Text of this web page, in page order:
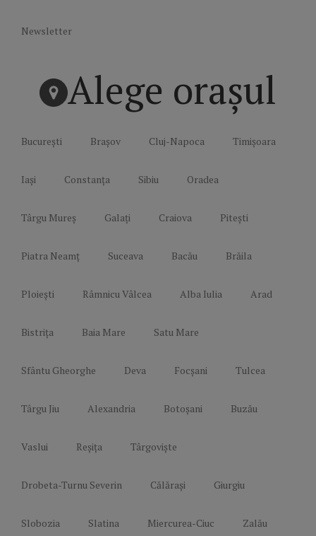
Newsletter
Alege orașul
București Brașov Cluj-Napoca Timișoara
Iași Constanța Sibiu Oradea
Târgu Mureș Galați Craiova Pitești
Piatra Neamț Suceava Bacău Brăila
Ploiești Râmnicu Vâlcea Alba Iulia Arad
Bistrița Baia Mare Satu Mare
Sfântu Gheorghe Deva Focșani Tulcea
Târgu Jiu Alexandria Botoșani Buzău
Vaslui Reșița Târgoviște
Drobeta-Turnu Severin Călărași Giurgiu
Slobozia Slatina Miercurea-Ciuc Zalău